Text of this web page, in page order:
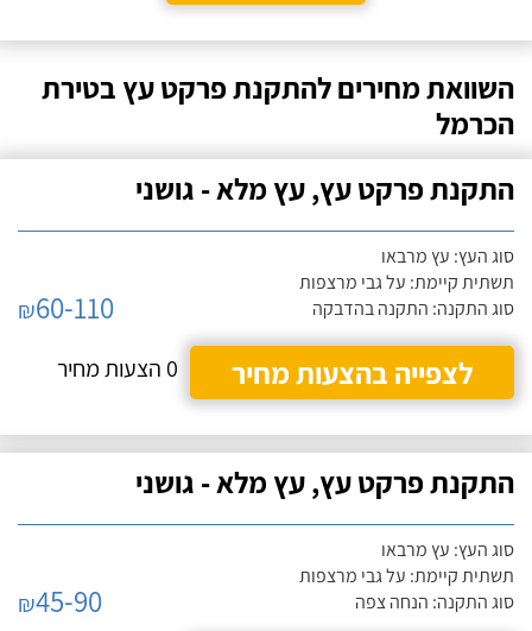
השוואת מחירים להתקנת פרקט עץ בטירת
הכרמל
התקנת פרקט עץ, עץ מלא - גושני
סוג העץ: עץ מרבאו
תשתית קיימת: על גבי מרצפות
סוג התקנה: התקנה בהדבקה
₪60-110
לצפייה בהצעות מחיר
0 הצעות מחיר
התקנת פרקט עץ, עץ מלא - גושני
סוג העץ: עץ מרבאו
תשתית קיימת: על גבי מרצפות
סוג התקנה: הנחה צפה
₪45-90